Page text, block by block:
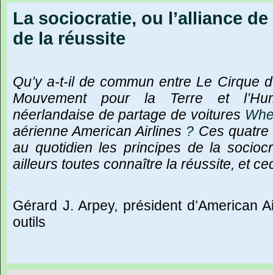
La sociocratie, ou l’alliance
de la réussite
.
Qu’y a-t-il de commun entre Le Cirque
Mouvement
pour la Terre et l’
néerlandaise de partage de voitures
aérienne American Airlines ? Ces quatre
au quotidien les principes de la
ailleurs toutes connaître la réussite, et
.
Gérard J. Arpey, président d’American
outils